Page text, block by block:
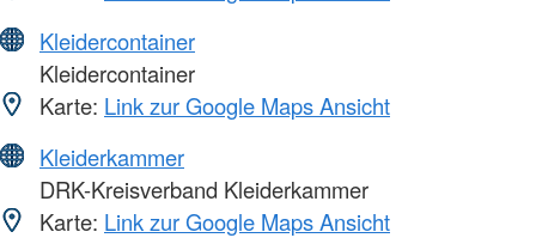
Kleidercontainer
Kleidercontainer
Karte: Link zur Google Maps Ansicht
Kleiderkammer
DRK-Kreisverband Kleiderkammer
Karte: Link zur Google Maps Ansicht